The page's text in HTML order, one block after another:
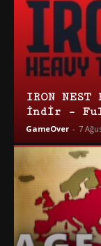
IRON
İndir –
GameOver - 7